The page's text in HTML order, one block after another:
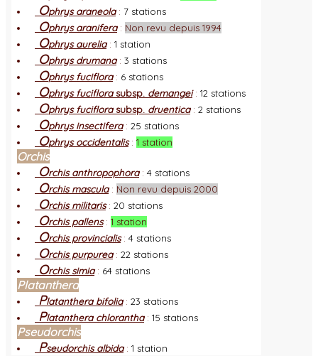
Ophrys araneola: 7 stations
Ophrys aranifera: Non revu depuis 1994
Ophrys aurelia: 1 station
Ophrys drumana: 3 stations
Ophrys fuciflora: 6 stations
Ophrys fuciflorasubsp. demangei: 12 stations
Ophrys fuciflorasubsp. druentica: 2 stations
Ophrys insectifera: 25 stations
Ophrys occidentalis: 1 station
Orchis
Orchis anthropophora: 4 stations
Orchis mascula: Non revu depuis 2000
Orchis militaris: 20 stations
Orchis pallens: 1 station
Orchis provincialis: 4 stations
Orchis purpurea: 22 stations
Orchis simia: 64 stations
Platanthera
Platanthera bifolia: 23 stations
Platanthera chlorantha: 15 stations
Pseudorchis
Pseudorchis albida: 1 station